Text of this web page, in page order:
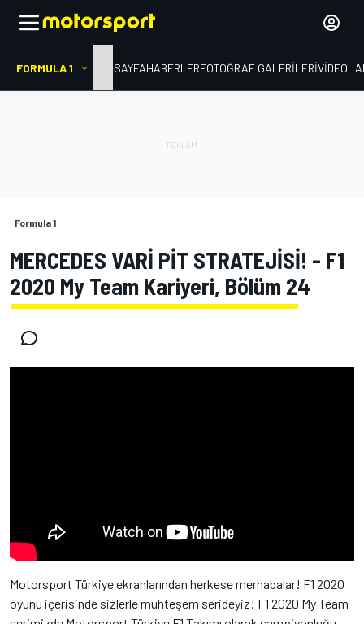
FORMULA 1 ANA SAYFAHABERLERFOTOĞRAF GALERILERI
Formula 1
MERCEDES VARİ PİT STRATEJİSİ! - F1
2020 My Team Kariyeri, Bölüm 24
Motorsport Türkiye ekranlarından herkese merhabalar! F1 2020
oyunu içerisinde sizlerle muhteşem serideyiz! F1 2020 My Team